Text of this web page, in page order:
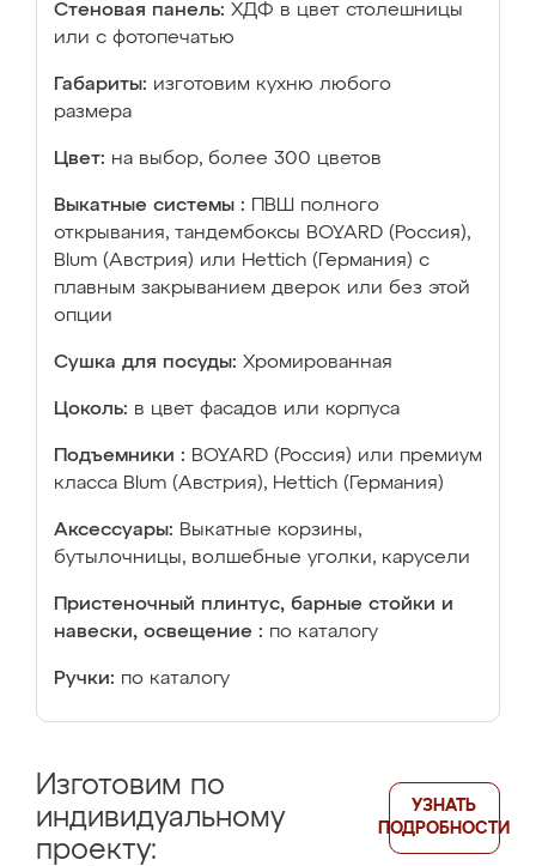
Стеновая панель: ХДФ в цвет столешницы
или с фотопечатью
Габариты: изготовим кухню любого
размера
Цвет: на выбор, более 300 цветов
Выкатные системы :
ПВШ полного
открывания, тандембоксы BOYARD (Россия),
Blum (Австрия) или Hettich (Германия) с
плавным закрыванием дверок или без этой
опции
Сушка для посуды: Хромированная
Цоколь: в цвет фасадов или корпуса
Подъемники : BOYARD (Россия) или премиум
класса Blum (Австрия), Hettich (Германия)
Аксессуары: Выкатные корзины,
бутылочницы, волшебные уголки, карусели
Пристеночный плинтус, барные стойки и
навески, освещение : по каталогу
Ручки: по каталогу
Изготовим по
индивидуальному
проекту:
УЗНАТЬ
ПОДРОБНОСТИ